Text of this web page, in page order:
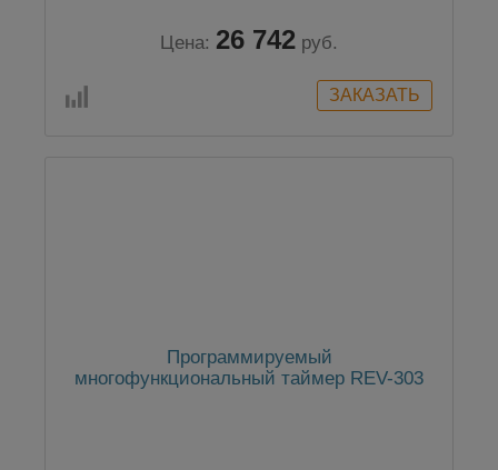
Цена: 26 742 руб.
Программируемый
многофункциональный таймер REV-303